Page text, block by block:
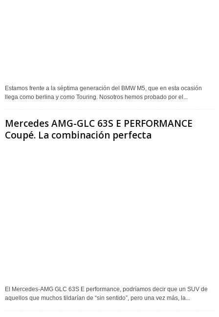
Estamos frente a la séptima generación del BMW M5, que en esta ocasión
llega como berlina y como Touring. Nosotros hemos probado por el...
Mercedes AMG-GLC 63S E PERFORMANCE
Coupé. La combinación perfecta
El Mercedes-AMG GLC 63S E performance, podríamos decir que un SUV de
aquellos que muchos tildarían de “sin sentido”, pero una vez más, la...